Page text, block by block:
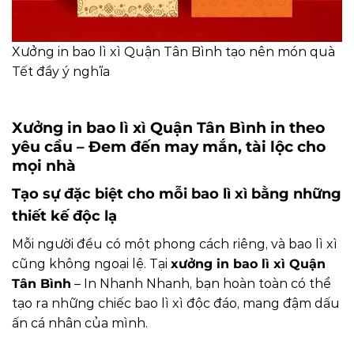
Xưởng in bao lì xì Quận Tân Bình tạo nên món quà
Tết đầy ý nghĩa
Xưởng in bao lì xì Quận Tân Bình in theo
yêu cầu – Đem đến may mắn, tài lộc cho
mọi nhà
Tạo sự đặc biệt cho mỗi bao lì xì bằng những
thiết kế độc lạ
Mỗi người đều có một phong cách riêng, và bao lì xì
cũng không ngoại lệ. Tại xưởng in bao lì xì Quận
Tân Bình – In Nhanh Nhanh, bạn hoàn toàn có thể
tạo ra những chiếc bao lì xì độc đáo, mang đậm dấu
ấn cá nhân của mình.